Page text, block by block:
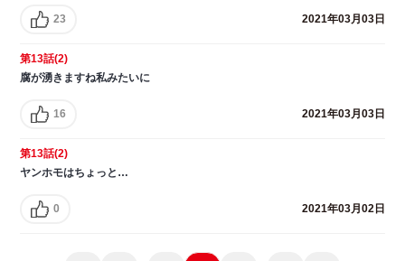
23 2021年03月03日
第13話(2)
腐が湧きますね私みたいに
16 2021年03月03日
第13話(2)
ヤンホモはちょっと…
0 2021年03月02日